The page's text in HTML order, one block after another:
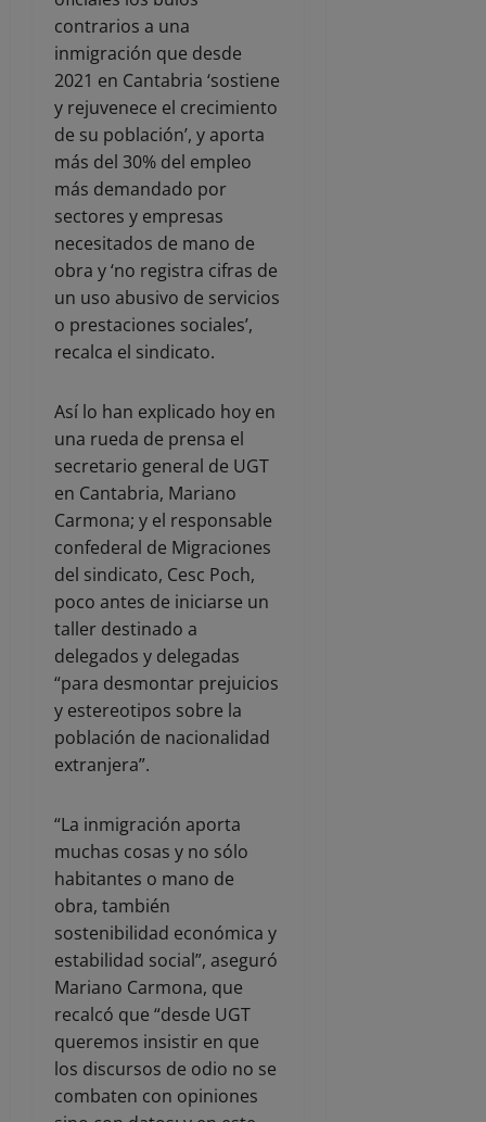
contrarios a una
inmigración que desde
2021 en Cantabria ‘sostiene
y rejuvenece el crecimiento
de su población’, y aporta
más del 30% del empleo
más demandado por
sectores y empresas
necesitados de mano de
obra y ‘no registra cifras de
un uso abusivo de servicios
o prestaciones sociales’,
recalca el sindicato.
Así lo han explicado hoy en
una rueda de prensa el
secretario general de UGT
en Cantabria, Mariano
Carmona; y el responsable
confederal de Migraciones
del sindicato, Cesc Poch,
poco antes de iniciarse un
taller destinado a
delegados y delegadas
“para desmontar prejuicios
y estereotipos sobre la
población de nacionalidad
extranjera”.
“La inmigración aporta
muchas cosas y no sólo
habitantes o mano de
obra, también
sostenibilidad económica y
estabilidad social”, aseguró
Mariano Carmona, que
recalcó que “desde UGT
queremos insistir en que
los discursos de odio no se
combaten con opiniones